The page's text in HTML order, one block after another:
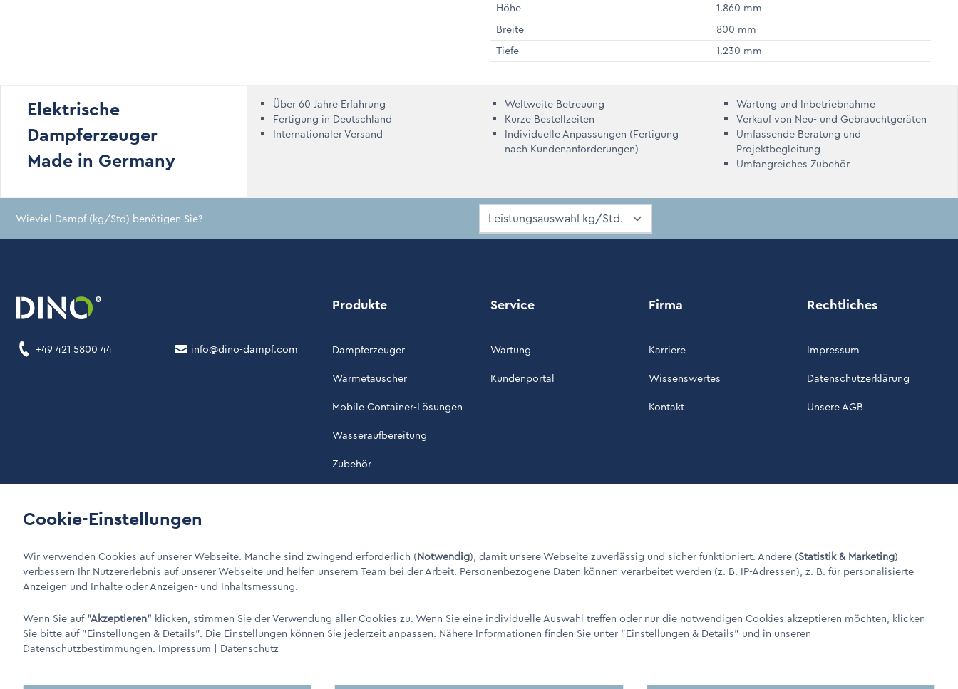
Höhe
1.860 mm
Breite
800 mm
Tiefe
1.230 mm
Elektrische
Dampferzeuger
Made in Germany
Über 60 Jahre Erfahrung
Fertigung in Deutschland
Internationaler Versand
Weltweite Betreuung
Kurze Bestellzeiten
Individuelle Anpassungen (Fertigung
nach Kundenanforderungen)
Wartung und Inbetriebnahme
Verkauf von Neu- und Gebrauchtgeräten
Umfassende Beratung und
Projektbegleitung
Umfangreiches Zubehör
Wieviel Dampf (kg/Std) benötigen Sie?
+49 421 5800 44 info@dino-dampf.com
Produkte
Dampferzeuger
Wärmetauscher
Mobile Container-Lösungen
Wasseraufbereitung
Zubehör
Service
Wartung
Kundenportal
Firma
Karriere
Wissenswertes
Kontakt
Rechtliches
Impressum
Datenschutzerklärung
Unsere AGB
LinkIn LinkXing LinkDINO Dampferzeuger GmbH - Elektrische Dampferzeuger "Made in Germany" / © 1960 - 2026
Cookie-Einstellungen
Wir verwenden Cookies auf unserer Webseite. Manche sind zwingend erforderlich (Notwendig), damit unsere Webseite zuverlässig und sicher funktioniert. Andere (Statistik & Marketing)
verbessern Ihr Nutzererlebnis auf unserer Webseite und helfen unserem Team bei der Arbeit. Personenbezogene Daten können verarbeitet werden (z. B. IP-Adressen), z. B. für personalisierte
Anzeigen und Inhalte oder Anzeigen- und Inhaltsmessung.
Wenn Sie auf"Akzeptieren" klicken, stimmen Sie der Verwendung aller Cookies zu. Wenn Sie eine individuelle Auswahl treffen oder nur die notwendigen Cookies akzeptieren möchten, klicken
Sie bitte auf"Einstellungen & Details". Die Einstellungen können Sie jederzeit anpassen. Nähere Informationen finden Sie unter "Einstellungen & Details" und in unseren
Datenschutzbestimmungen. Impressum | Datenschutz